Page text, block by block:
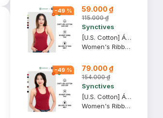
-49 % 59.000 ₫
115.000 ₫
Synctives
[U.S. Cotton] Áo Hai Dây Nữ Synctives Slim Fit, Đỏ Samba, XL - CWCA0005
Women's Ribbed Fitted Cami Top
-49 % 79.000 ₫
154.000 ₫
Synctives
[U.S. Cotton] Áo Tank Top Nữ Synctives Slim Fit, Đỏ Samba, L - CWTA0006
Women's Ribbed Waist Length Fitted Tank Top